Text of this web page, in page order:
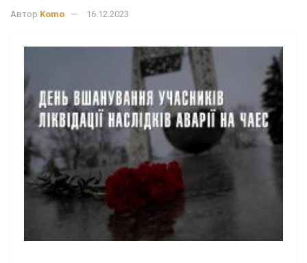
Автор Komo 16.12.2023